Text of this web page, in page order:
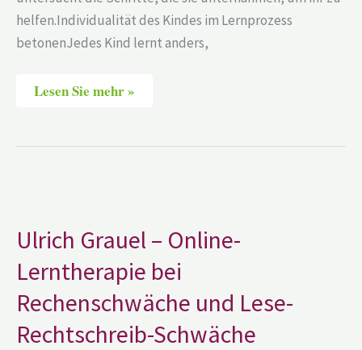
helfen.Individualität des Kindes im Lernprozess
betonenJedes Kind lernt anders,
Lesen Sie mehr »
Ulrich Grauel – Online-
Lerntherapie bei
Rechenschwäche und Lese-
Rechtschreib-Schwäche
Online-
Lerntherapie
Rechenschwäche
und
Lese-
Rechtschreib-
Schwäche